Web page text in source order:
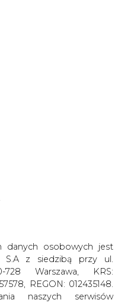
2016/679 (RODO).
cele i podstawy
informacje wymagane
w Polityce Prywatności
usług dostępnych
serwisu, przetwarzamy
2007 roku w